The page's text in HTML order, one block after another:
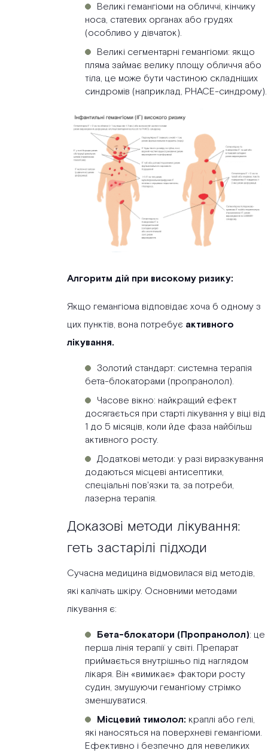
Великі гемангіоми на обличчі, кінчику
носа, статевих органах або грудях
(особливо у дівчаток).
Великі сегментарні гемангіоми: якщо
пляма займає велику площу обличчя або
тіла, це може бути частиною складніших
синдромів (наприклад, PHACE-синдрому).
Алгоритм дій при високому ризику:
Якщо гемангіома відповідає хоча б одному з
цих пунктів, вона потребує активного
лікування.
Золотий стандарт: системна терапія
бета-блокаторами (пропранолол).
Часове вікно: найкращий ефект
досягається при старті лікування у віці від
1 до 5 місяців, коли йде фаза найбільш
активного росту.
Додаткові методи: у разі виразкування
додаються місцеві антисептики,
спеціальні пов'язки та, за потреби,
лазерна терапія.
Доказові методи лікування:
геть застарілі підходи
Сучасна медицина відмовилася від методів,
які калічать шкіру. Основними методами
лікування є:
Бета-блокатори (Пропранолол): це
перша лінія терапії у світі. Препарат
приймається внутрішньо під наглядом
лікаря. Він «вимикає» фактори росту
судин, змушуючи гемангіому стрімко
зменшуватися.
Місцевий тимолол: краплі або гелі,
які наносяться на поверхневі гемангіоми.
Ефективно і безпечно для невеликих